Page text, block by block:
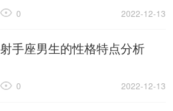
2022-12-13
0
射手座男生的性格特点分析
2022-12-13
0